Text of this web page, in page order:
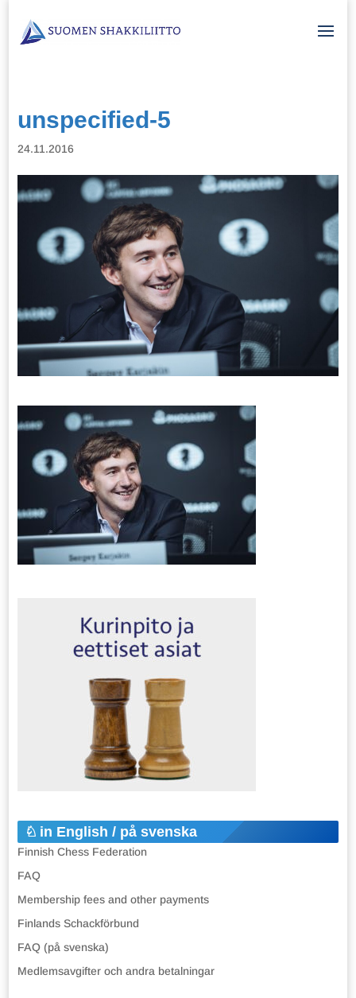
unspecified-5
24.11.2016
in English / på svenska
Finnish Chess Federation
FAQ
Membership fees and other payments
Finlands Schackförbund
FAQ (på svenska)
Medlemsavgifter och andra betalningar